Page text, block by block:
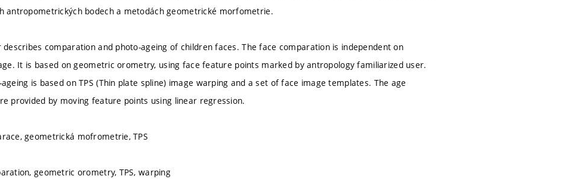
antropometrických bodech a metodách geometrické morfometrie.
describes comparation and photo-ageing of children faces. The face comparation is independent on
It is based on geometric orometry, using face feature points marked by antropology familiarized user.
is based on TPS (Thin plate spline) image warping and a set of face image templates. The age
provided by moving feature points using linear regression.
geometrická mofrometrie, TPS
geometric orometry, TPS, warping